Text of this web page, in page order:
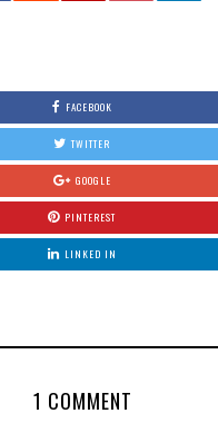
FACEBOOK
TWITTER
GOOGLE
PINTEREST
LINKED IN
1 COMMENT